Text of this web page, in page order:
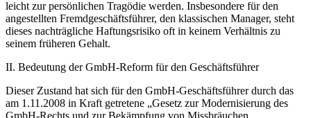
leicht zur persönlichen Tragödie werden. Insbesondere für den
angestellten Fremdgeschäftsführer, den klassischen Manager, steht
dieses nachträgliche Haftungsrisiko oft in keinem Verhältnis zu
seinem früheren Gehalt.
II. Bedeutung der GmbH-Reform für den Geschäftsführer
Dieser Zustand hat sich für den GmbH-Geschäftsführer durch das
am 1.11.2008 in Kraft getretene „Gesetz zur Modernisierung des